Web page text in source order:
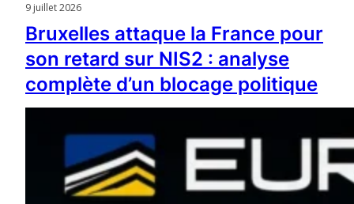
9 juillet 2026
Bruxelles attaque la France pour
son retard sur NIS2 : analyse
complète d’un blocage politique